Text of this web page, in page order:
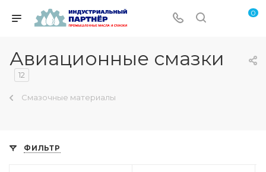
0
Авиационные смазки
12
Смазочные материалы
ФИЛЬТР